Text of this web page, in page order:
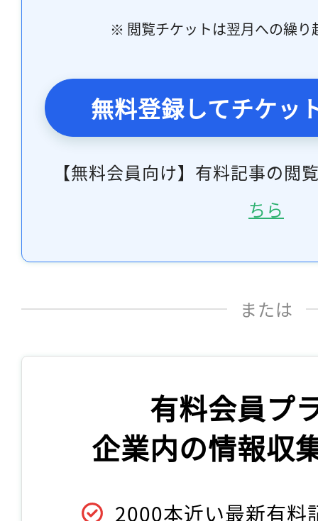
※ 閲覧チケットは翌月への繰り
無料登録してチケッ
【無料会員向け】有料記事の閲
ちら
または
有料会員プ
企業内の情報収
2000本近い最新有料